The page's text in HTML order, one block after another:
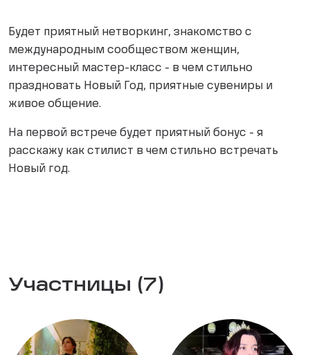
Будет приятный нетворкинг, знакомство с
международным сообществом женщин,
интересный мастер-класс - в чем стильно
праздновать Новый Год, приятные сувениры и
живое общение.
На первой встрече будет приятный бонус - я
расскажу как стилист в чем стильно встречать
Новый год.
Участницы (7)